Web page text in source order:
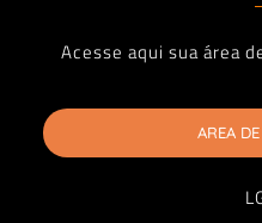
Acesse aqui sua área
AREA